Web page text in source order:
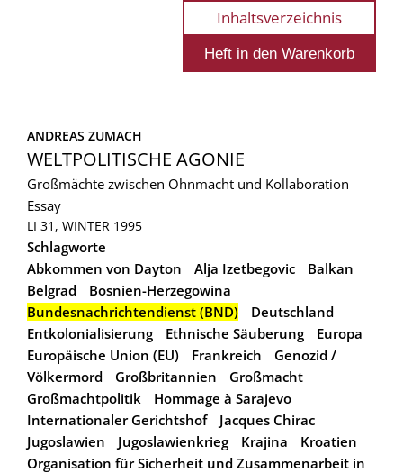
Inhaltsverzeichnis
ANDREAS ZUMACH
WELTPOLITISCHE AGONIE
Großmächte zwischen Ohnmacht und Kollaboration
Essay
LI 31, WINTER 1995
Schlagworte
Abkommen von Dayton
Alja Izetbegovic
Balkan
Belgrad
Bosnien-Herzegowina
Bundesnachrichtendienst (BND)
Deutschland
Entkolonialisierung
Ethnische Säuberung
Europa
Europäische Union (EU)
Frankreich
Genozid /
Völkermord
Großbritannien
Großmacht
Großmachtpolitik
Hommage à Sarajevo
Internationaler Gerichtshof
Jacques Chirac
Jugoslawien
Jugoslawienkrieg Krajina
Kroatien
Organisation für Sicherheit und Zusammenarbeit in